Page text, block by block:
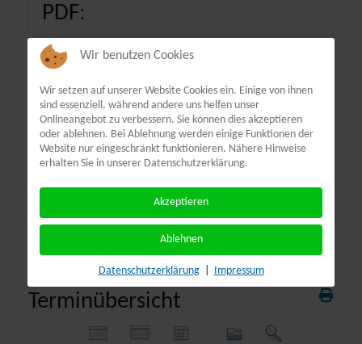
PDF:
Terminübersicht
Wir benutzen Cookies
Wir setzen auf unserer Website Cookies ein. Einige von ihnen
sind essenziell, während andere uns helfen unser
Onlineangebot zu verbessern. Sie können dies akzeptieren
oder ablehnen. Bei Ablehnung werden einige Funktionen der
Website nur eingeschränkt funktionieren. Nähere Hinweise
erhalten Sie in unserer Datenschutzerklärung.
Akzeptieren
Ablehnen
Datenschutzerklärung Impressum